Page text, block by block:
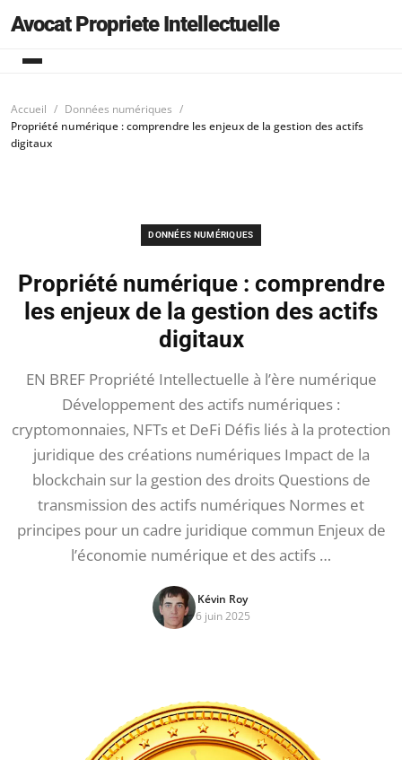
Avocat Propriete Intellectuelle
Accueil
Données numériques
Propriété numérique : comprendre les enjeux de la gestion des actifs
digitaux
DONNÉES NUMÉRIQUES
Propriété numérique : comprendre
les enjeux de la gestion des actifs
digitaux
EN BREF Propriété Intellectuelle à l’ère numérique
Développement des actifs numériques :
cryptomonnaies, NFTs et DeFi Défis liés à la protection
juridique des créations numériques Impact de la
blockchain sur la gestion des droits Questions de
transmission des actifs numériques Normes et
principes pour un cadre juridique commun Enjeux de
l’économie numérique et des actifs …
Kévin Roy
6 juin 2025